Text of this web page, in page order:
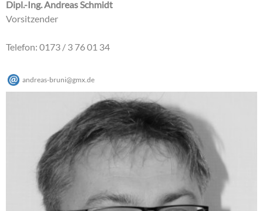
Dipl.-Ing. Andreas Schmidt
Vorsitzender
Telefon: 0173 / 3 76 01 34
andreas-bruni@gmx de